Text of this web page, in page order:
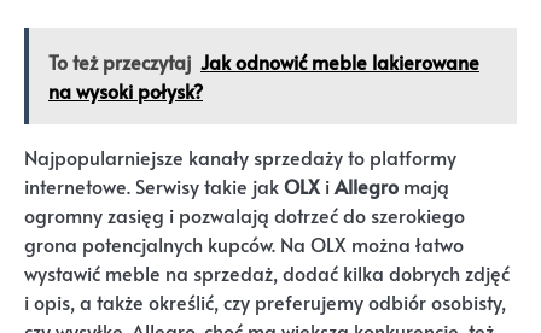
To też przeczytaj Jak odnowić meble lakierowane
na wysoki połysk?
Najpopularniejsze kanały sprzedaży to platformy
internetowe. Serwisy takie jakOLXiAllegro mają
ogromny zasięg i pozwalają dotrzeć do szerokiego
grona potencjalnych kupców. Na OLX można łatwo
wystawić meble na sprzedaż, dodać kilka dobrych zdjęć
i opis, a także określić, czy preferujemy odbiór osobisty,